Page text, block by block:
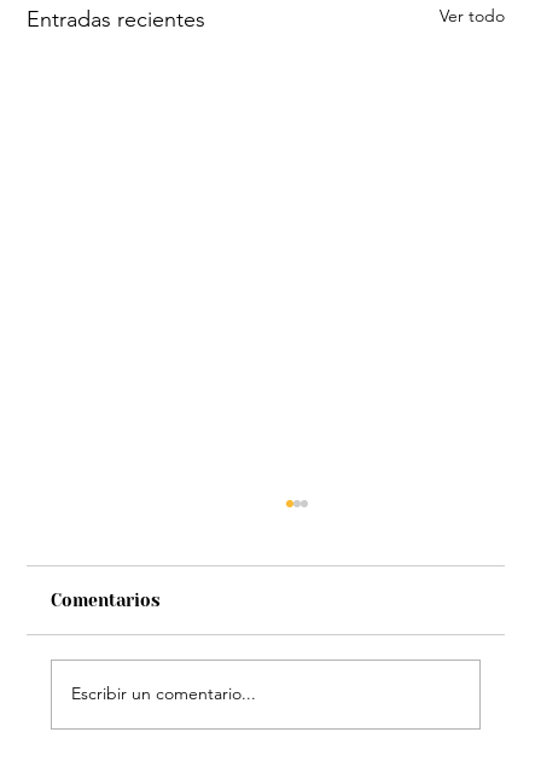
Entradas recientes Ver todo
Comentarios
Escribir un comentario...